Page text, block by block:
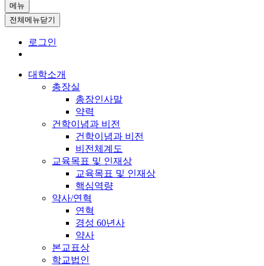
메뉴
전체메뉴닫기
로그인
대학소개
총장실
총장인사말
약력
건학이념과 비전
건학이념과 비전
비전체계도
교육목표 및 인재상
교육목표 및 인재상
핵심역량
약사/연혁
연혁
경성 60년사
약사
본교표상
학교법인